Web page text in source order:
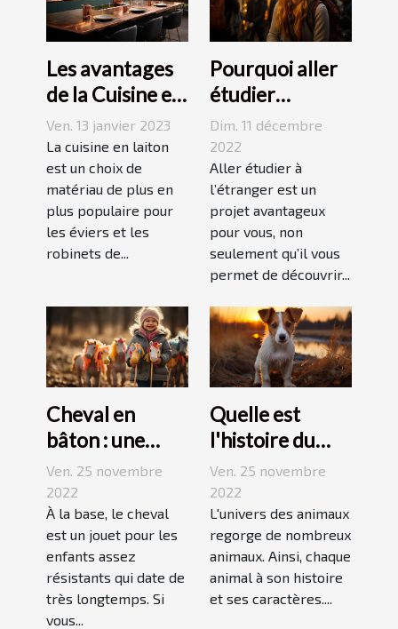
Les avantages
de la Cuisine en
Laiton
Ven. 13 janvier 2023
La cuisine en laiton
est un choix de
matériau de plus en
plus populaire pour
les éviers et les
robinets de...
Pourquoi aller
étudier
l’étranger ?
Dim. 11 décembre
2022
Aller étudier à
l’étranger est un
projet avantageux
pour vous, non
seulement qu’il vous
permet de découvrir...
Cheval en
bâton : une
bonne
découverte
pour enfant
Ven. 25 novembre
2022
À la base, le cheval
est un jouet pour les
enfants assez
résistants qui date de
très longtemps. Si
vous...
Quelle est
l'histoire du
Jack Russell
terrier ?
Ven. 25 novembre
2022
L'univers des animaux
regorge de nombreux
animaux. Ainsi, chaque
animal à son histoire
et ses caractères....